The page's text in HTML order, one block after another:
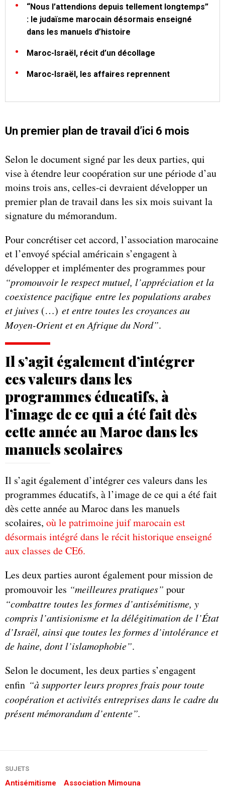
“Nous l’attendions depuis tellement longtemps”
: le judaïsme marocain désormais enseigné
dans les manuels d’histoire
Maroc-Israël, récit d’un décollage
Maroc-Israël, les affaires reprennent
Un premier plan de travail d’ici 6 mois
Selon le document signé par les deux parties, qui
vise à étendre leur coopération sur une période d’au
moins trois ans, celles-ci devraient développer un
premier plan de travail dans les six mois suivant la
signature du mémorandum.
Pour concrétiser cet accord, l’association marocaine
et l’envoyé spécial américain s’engagent à
développer et implémenter des programmes pour
“promouvoir le respect mutuel, l’appréciation et la
coexistence pacifique entre les populations arabes
et juives (…) et entre toutes les croyances au
Moyen-Orient et en Afrique du Nord”.
Il s’agit également d’intégrer
ces valeurs dans les
programmes éducatifs, à
l’image de ce qui a été fait dès
cette année au Maroc dans les
manuels scolaires
Il s’agit également d’intégrer ces valeurs dans les
programmes éducatifs, à l’image de ce qui a été fait
dès cette année au Maroc dans les manuels
scolaires, où le patrimoine juif marocain est
désormais intégré dans le récit historique enseigné
aux classes de CE6.
Les deux parties auront également pour mission de
promouvoir les “meilleures pratiques” pour
“combattre toutes les formes d’antisémitisme, y
compris l’antisionisme et la délégitimation de l’État
d’Israël, ainsi que toutes les formes d’intolérance et
de haine, dont l’islamophobie”.
Selon le document, les deux parties s’engagent
enfin “à supporter leurs propres frais pour toute
coopération et activités entreprises dans le cadre du
présent mémorandum d’entente”.
SUJETS
Antisémitisme
Association Mimouna